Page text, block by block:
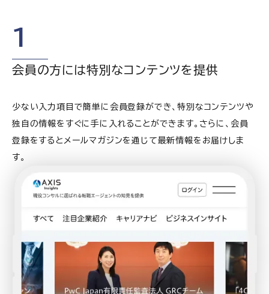
1
会員の方には特別なコンテンツを提供
少ない入力項目で簡単に会員登録ができ、特別なコンテンツや
独自の情報をすぐに手に入れることができます。さらに、会員
登録をするとメールマガジンを通じて最新情報をお届けしま
す。